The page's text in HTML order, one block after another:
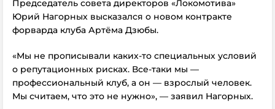
Председатель совета директоров «Локомотива»
Юрий Нагорных высказался о новом контракте
форварда клуба Артёма Дзюбы.
«Мы не прописывали каких‑то специальных условий
о репутационных рисках. Все‑таки мы —
профессиональный клуб, а он — взрослый человек.
Мы считаем, что это не нужно», — заявил Нагорных.